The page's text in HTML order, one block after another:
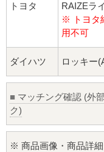
トヨタ
RAIZEラ
※ トヨタ
用不可
ダイハツ ロッキー
■ マッチング確認 (外
ク)
※ 商品画像・商品詳